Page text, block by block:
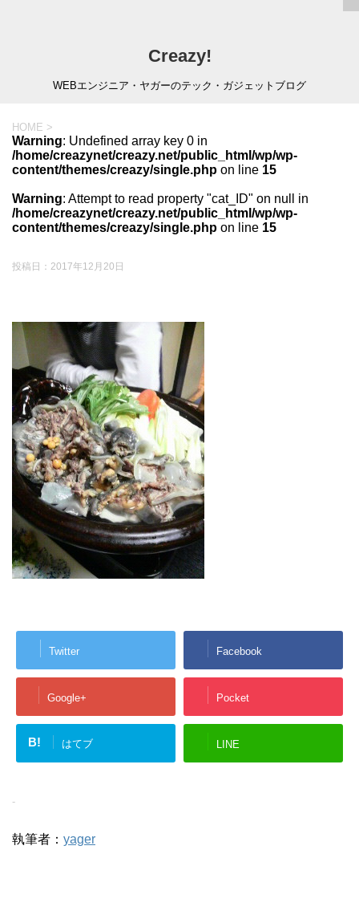
Creazy!
WEBエンジニア・ヤガーのテック・ガジェットブログ
HOME >
Warning: Undefined array key 0 in
/home/creazynet/creazy.net/public_html/wp/wp-
content/themes/creazy/single.php on line 15
Warning: Attempt to read property "cat_ID" on null in
/home/creazynet/creazy.net/public_html/wp/wp-
content/themes/creazy/single.php on line 15
投稿日： 2017年12月20日
Twitter Facebook
Google+ Pocket
B! はてブ LINE
-
執筆者： yager